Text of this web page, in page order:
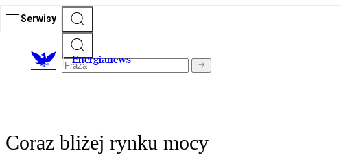
Serwisy
Energianews
Coraz bliżej rynku mocy